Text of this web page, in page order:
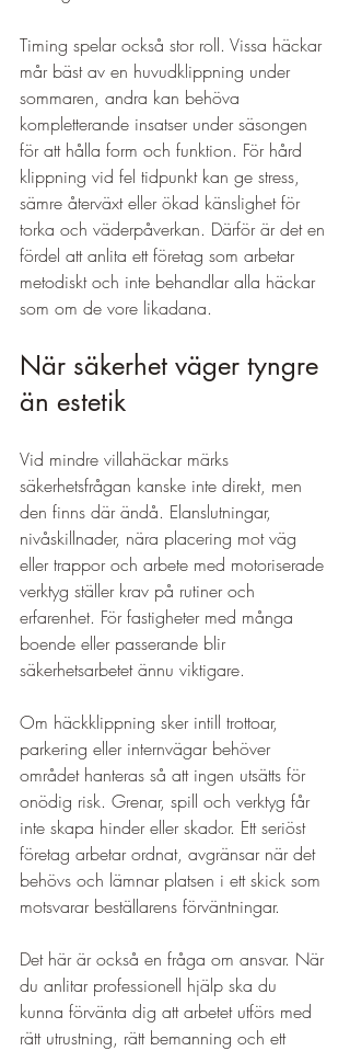
Timing spelar också stor roll. Vissa häckar
mår bäst av en huvudklippning under
sommaren, andra kan behöva
kompletterande insatser under säsongen
för att hålla form och funktion. För hård
klippning vid fel tidpunkt kan ge stress,
sämre återväxt eller ökad känslighet för
torka och väderpåverkan. Därför är det en
fördel att anlita ett företag som arbetar
metodiskt och inte behandlar alla häckar
som om de vore likadana.
När säkerhet väger tyngre
än estetik
Vid mindre villahäckar märks
säkerhetsfrågan kanske inte direkt, men
den finns där ändå. Elanslutningar,
nivåskillnader, nära placering mot väg
eller trappor och arbete med motoriserade
verktyg ställer krav på rutiner och
erfarenhet. För fastigheter med många
boende eller passerande blir
säkerhetsarbetet ännu viktigare.
Om häckklippning sker intill trottoar,
parkering eller internvägar behöver
området hanteras så att ingen utsätts för
onödig risk. Grenar, spill och verktyg får
inte skapa hinder eller skador. Ett seriöst
företag arbetar ordnat, avgränsar när det
behövs och lämnar platsen i ett skick som
motsvarar beställarens förväntningar.
Det här är också en fråga om ansvar. När
du anlitar professionell hjälp ska du
kunna förvänta dig att arbetet utförs med
rätt utrustning, rätt bemanning och ett